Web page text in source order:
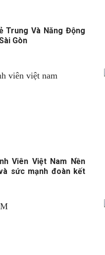
Trung Và Năng Động
Gòn
Viên Việt Nam Nền
sức mạnh đoàn kết